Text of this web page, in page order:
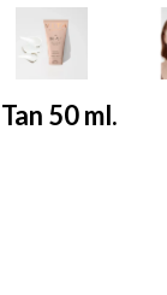
50 ml.